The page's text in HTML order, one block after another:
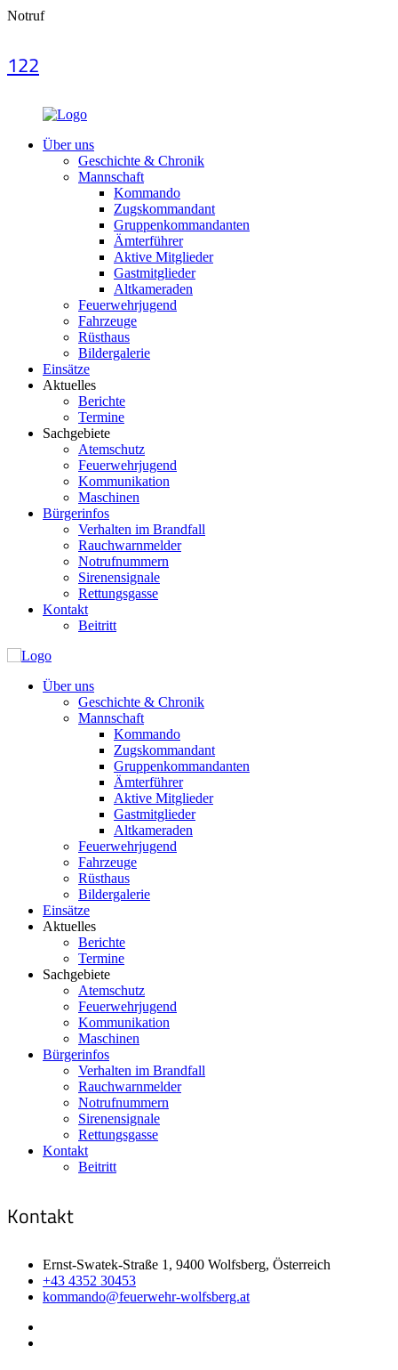
Notruf
122
Über uns
Geschichte & Chronik
Mannschaft
Kommando
Zugskommandant
Gruppenkommandanten
Ämterführer
Aktive Mitglieder
Gastmitglieder
Altkameraden
Feuerwehrjugend
Fahrzeuge
Rüsthaus
Bildergalerie
Einsätze
Aktuelles
Berichte
Termine
Sachgebiete
Atemschutz
Feuerwehrjugend
Kommunikation
Maschinen
Bürgerinfos
Verhalten im Brandfall
Rauchwarnmelder
Notrufnummern
Sirenensignale
Rettungsgasse
Kontakt
Beitritt
Über uns
Geschichte & Chronik
Mannschaft
Kommando
Zugskommandant
Gruppenkommandanten
Ämterführer
Aktive Mitglieder
Gastmitglieder
Altkameraden
Feuerwehrjugend
Fahrzeuge
Rüsthaus
Bildergalerie
Einsätze
Aktuelles
Berichte
Termine
Sachgebiete
Atemschutz
Feuerwehrjugend
Kommunikation
Maschinen
Bürgerinfos
Verhalten im Brandfall
Rauchwarnmelder
Notrufnummern
Sirenensignale
Rettungsgasse
Kontakt
Beitritt
Kontakt
Ernst-Swatek-Straße 1, 9400 Wolfsberg, Österreich
+43 4352 30453
kommando@feuerwehr-wolfsberg.at